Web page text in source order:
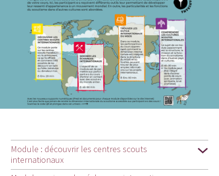
Module : découvrir les centres scouts
internationaux